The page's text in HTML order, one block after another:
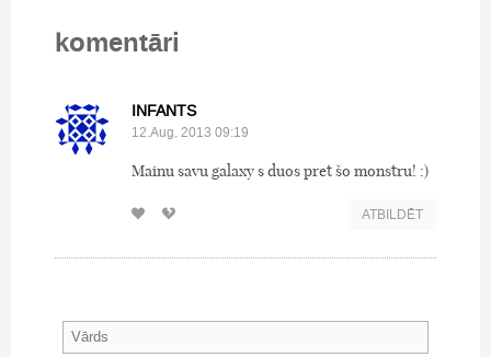
komentāri
INFANTS
12.Aug, 2013 09:19
Mainu savu galaxy s duos pret šo monstru! :)
ATBILDĒT